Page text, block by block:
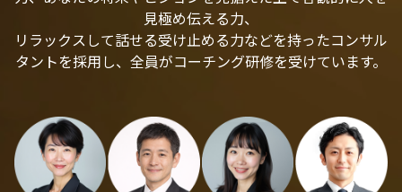
見極め伝える力、
リラックスして話せる受け止める力などを持ったコンサル
タントを採用し、全員がコーチング研修を受けています。